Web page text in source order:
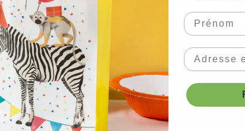
Coloriage chaton - maman
chat
18 mai 2021 Malvorlagen|Kätzchen
malvorlagen
katze,kätzchen